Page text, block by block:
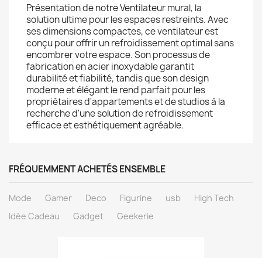
Présentation de notre Ventilateur mural, la
solution ultime pour les espaces restreints. Avec
ses dimensions compactes, ce ventilateur est
conçu pour offrir un refroidissement optimal sans
encombrer votre espace. Son processus de
fabrication en acier inoxydable garantit
durabilité et fiabilité, tandis que son design
moderne et élégant le rend parfait pour les
propriétaires d'appartements et de studios à la
recherche d'une solution de refroidissement
efficace et esthétiquement agréable.
FRÉQUEMMENT ACHETÉS ENSEMBLE
Mode Gamer Deco Figurine usb
High Tech
Idée Cadeau
Gadget Geekerie